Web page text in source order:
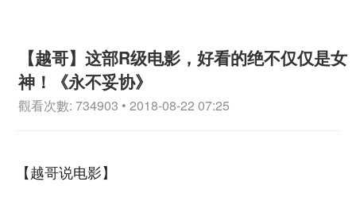
【越哥】这部R级电影，好看的绝不仅仅是女
神！《永不妥协》
觀看次數: 734903 • 2018-08-22 07:25
【越哥说电影】